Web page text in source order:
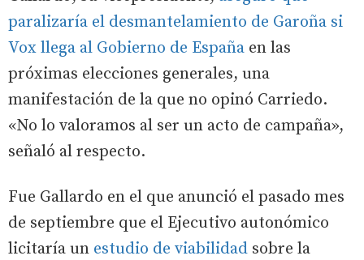
paralizaría el desmantelamiento de Garoña si
Vox llega al Gobierno de España en las
próximas elecciones generales, una
manifestación de la que no opinó Carriedo.
«No lo valoramos al ser un acto de campaña»,
señaló al respecto.
Fue Gallardo en el que anunció el pasado mes
de septiembre que el Ejecutivo autonómico
licitaría un estudio de viabilidad sobre la